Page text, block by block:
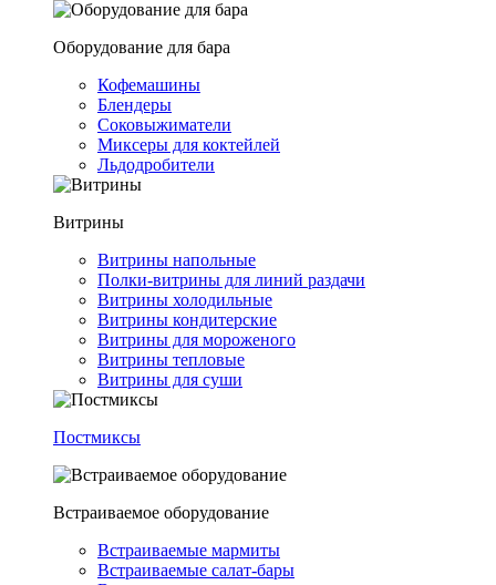
Оборудование для бара
Кофемашины
Блендеры
Соковыжиматели
Миксеры для коктейлей
Льдодробители
Витрины
Витрины напольные
Полки-витрины для линий раздачи
Витрины холодильные
Витрины кондитерские
Витрины для мороженого
Витрины тепловые
Витрины для суши
Постмиксы
Встраиваемое оборудование
Встраиваемые мармиты
Встраиваемые салат-бары